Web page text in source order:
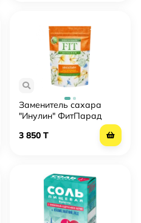
Заменитель сахара
"Инулин" ФитПарад
3 850 T